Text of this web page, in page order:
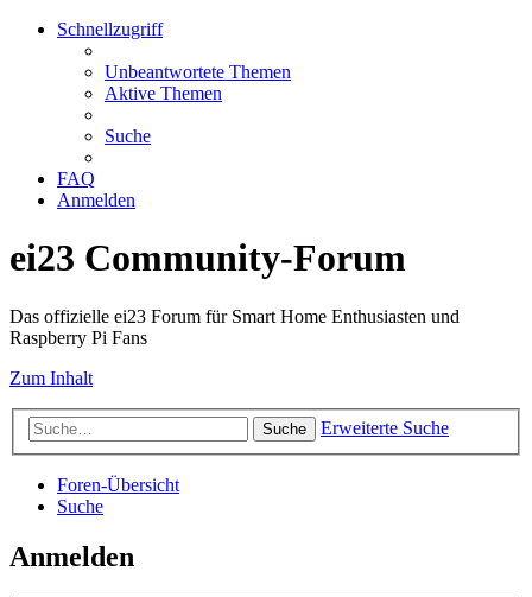
Schnellzugriff
Unbeantwortete Themen
Aktive Themen
Suche
FAQ
Anmelden
ei23 Community-Forum
Das offizielle ei23 Forum für Smart Home Enthusiasten und
Raspberry Pi Fans
Zum Inhalt
Suche Erweiterte Suche
Foren-Übersicht
Suche
Anmelden